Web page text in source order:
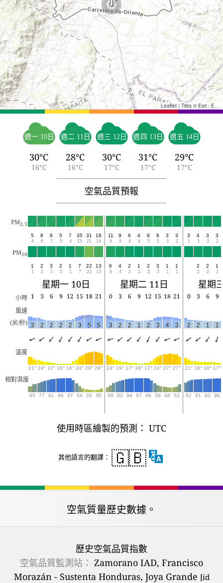
Leaflet | Tiles © Esri - Esri, DeLorme, NAVTEQ, TomTom, Intermap, iPC, USGS, FAO, NPS, NRCAN, GeoBase, Kadaster NL, Ordnance Survey, Esri Japan, METI, Esri China (Hong Kong), and the GIS User Community
週一 10日
30°C
16°C
週二 11日
28°C
16°C
週三 12日
30°C
17°C
週四 13日
31°C
17°C
週五 14日
29°C
17°C
空氣品質預報
PM2.5
5
4
8
6
8
7
5
5
7
4
35
15
31
21
18
14
11
8
9
9
6
4
4
4
8
5
8
5
3
3
3
2
3
1
4
3
3
3
3
2
PM10
1
1
2
2
3
3
2
2
1
1
7
7
22
22
13
13
6
6
4
4
2
2
1
1
2
2
3
3
1
1
1
1
2
2
2
2
1
1
星期一 10日 星期二 11日 星期
小時 1 3 6 9 12 15 18 21 0 3 6 9 12 15 18 21 0 3 6
9
風速
(米/秒) 3 2 2 2 2 3 5 5 3 2 2 1 2 3 4 3 2 2 1 1
溫度
21° 19° 17° 16° 16° 24° 29° 29° 24° 19° 17° 16° 17° 24° 27° 27° 21° 18° 18° 17°
相對濕度
65 77 91 96 97 54 35 35 58 82 94 97 96 59 48 52 82 91 93 96
使用時區繪製的預測： UTC
其他語言的翻譯： 🇬🇧
空氣質量歷史數據。
歷史空氣品質指數
空氣品質監測站： Zamorano IAD, Francisco
Morazán - Sustenta Honduras, Joya Grande [id